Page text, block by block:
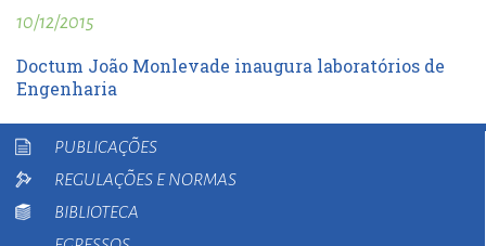
10/12/2015
Doctum João Monlevade inaugura laboratórios de
Engenharia
PUBLICAÇÕES
REGULAÇÕES E NORMAS
BIBLIOTECA